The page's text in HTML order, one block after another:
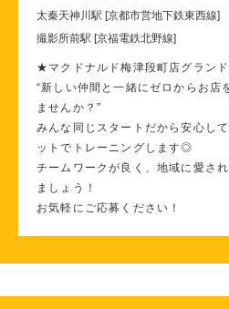
太秦天神川駅 [京都市営地下鉄東西線]
撮影所前駅 [京福電鉄北野線]
★マクドナルド梅津段町店グラン
“新しい仲間と一緒にゼロからお店
ませんか？”
みんな同じスタートだから安心し
ットでトレーニングします◎
チームワークが良く、地域に愛さ
ましょう！
お気軽にご応募ください！